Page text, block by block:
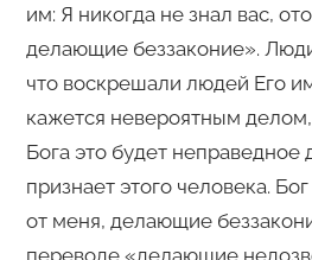
им: Я никогда не знал вас,
делающие беззаконие».
что воскрешали людей Его
кажется невероятным
Бога это будет неправедное
признает этого человека.
от меня, делающие